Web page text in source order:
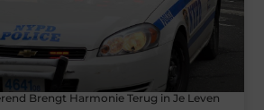
Brengt Harmonie Terug in Je Leven